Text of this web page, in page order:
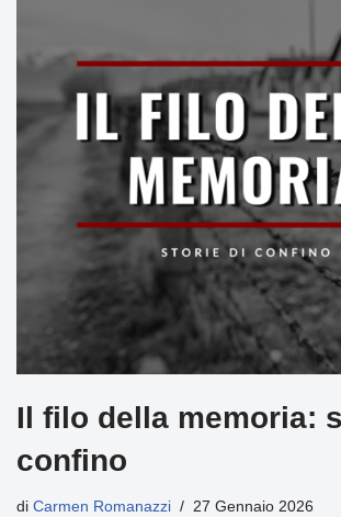
Il filo della memoria:
confino
di Carmen Romanazzi 27 Gennaio 2026